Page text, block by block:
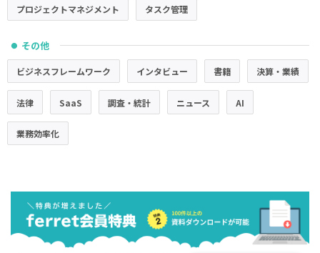
プロジェクトマネジメント タスク管理
● その他
ビジネスフレームワーク インタビュー 書籍 決算・業績
法律 SaaS 調査・統計 ニュース AI
業務効率化